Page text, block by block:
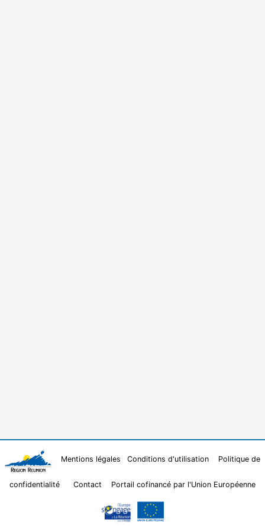
Mentions légales Conditions d'utilisation Politique de
confidentialité Contact Portail cofinancé par l'Union Européenne